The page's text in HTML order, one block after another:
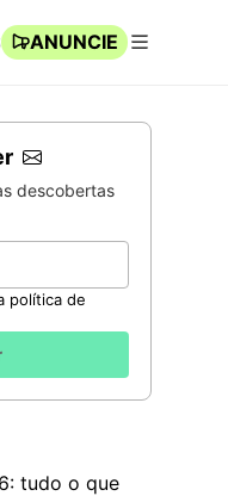
ANUNCIE
descobertas
política de
tudo o que